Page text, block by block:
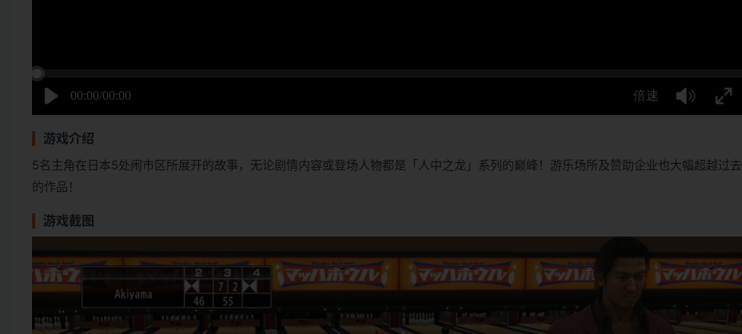
游戏介绍
5名主角在日本5处闹市区所展开的故事，无论剧情内容或登场人物都是「人中之龙」系列的巅峰！游乐场所及赞助企业也大幅超越过去
的作品！
游戏截图